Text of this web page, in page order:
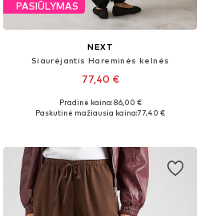
PASIŪLYMAS
NEXT
Siaurėjantis Hareminės kelnės
77,40 €
Pradinė kaina: 86,00 €
Paskutinė mažiausia kaina:77,40 €